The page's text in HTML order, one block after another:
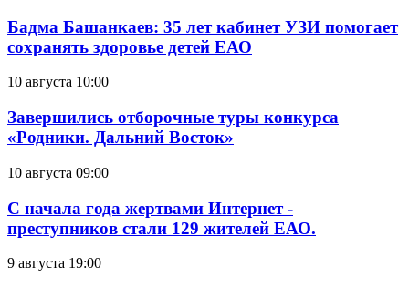
Бадма Башанкаев: 35 лет кабинет УЗИ помогает
сохранять здоровье детей ЕАО
10 августа 10:00
Завершились отборочные туры конкурса
«Родники. Дальний Восток»
10 августа 09:00
С начала года жертвами Интернет -
преступников стали 129 жителей ЕАО.
9 августа 19:00